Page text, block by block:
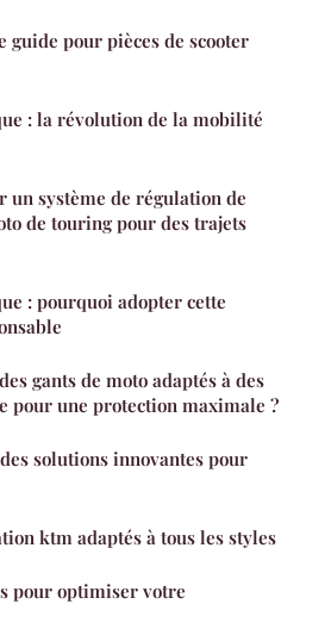
guide pour pièces de scooter
: la révolution de la mobilité
un système de régulation de
de touring pour des trajets
: pourquoi adopter cette
gants de moto adaptés à des
pour une protection maximale ?
solutions innovantes pour
ktm adaptés à tous les styles
pour optimiser votre